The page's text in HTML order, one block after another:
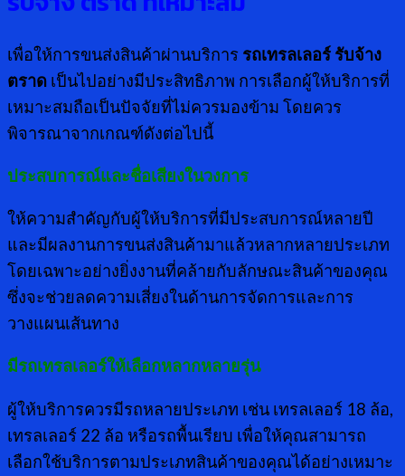
เพื่อให้การขนส่งสินค้าผ่านบริการ รถเทรลเลอร์ รับจ้าง
ตราด เป็นไปอย่างมีประสิทธิภาพ การเลือกผู้ให้บริการที่
เหมาะสมถือเป็นปัจจัยที่ไม่ควรมองข้าม โดยควร
พิจารณาจากเกณฑ์ดังต่อไปนี้
ประสบการณ์และชื่อเสียงในวงการ
ให้ความสำคัญกับผู้ให้บริการที่มีประสบการณ์หลายปี
และมีผลงานการขนส่งสินค้ามาแล้วหลากหลายประเภท
โดยเฉพาะอย่างยิ่งงานที่คล้ายกับลักษณะสินค้าของคุณ
ซึ่งจะช่วยลดความเสี่ยงในด้านการจัดการและการ
วางแผนเส้นทาง
มีรถเทรลเลอร์ให้เลือกหลากหลายรุ่น
ผู้ให้บริการควรมีรถหลายประเภท เช่น เทรลเลอร์ 18 ล้อ,
เทรลเลอร์ 22 ล้อ หรือรถพื้นเรียบ เพื่อให้คุณสามารถ
เลือกใช้บริการตามประเภทสินค้าของคุณได้อย่างเหมาะ